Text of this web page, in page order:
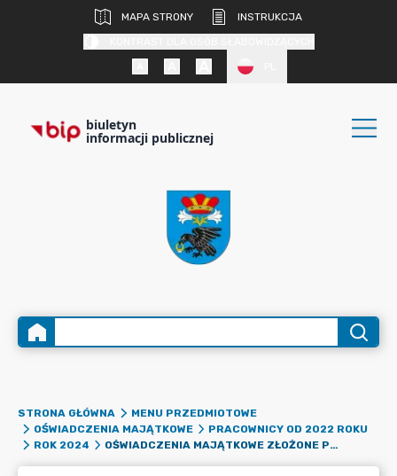
MAPA STRONY
INSTRUKCJA
biuletyn
informacji publicznej
STRONA GŁÓWNA
MENU PRZEDMIOTOWE
OŚWIADCZENIA MAJĄTKOWE
PRACOWNICY OD 2022 ROKU
ROK 2024
OŚWIADCZENIA MAJĄTKOWE ZŁOŻONE PO RAZ PIERWSZY W ZWIĄZKU Z UZYSKANIEM UPOWAŻNIENIA DO WYDAWANIA DECYZJI ADMINISTRACYJNYCH